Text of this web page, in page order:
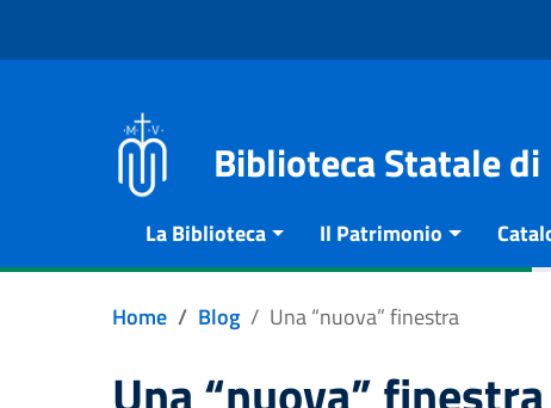
Biblioteca Statale
La Biblioteca Il Patrimonio
Home Blog Una “nuova” finestra